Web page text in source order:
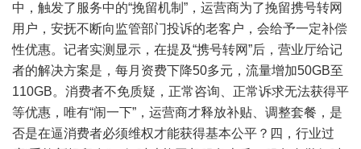
中，触发了服务中的“挽留机制”，运营商为了挽留携号转网
用户，安抚不断向监管部门投诉的老客户，会给予一定补偿
性优惠。记者实测显示，在提及“携号转网”后，营业厅给记
者的解决方案是，每月资费下降50多元，流量增加50GB至
110GB。消费者不免质疑，正常咨询、正常诉求无法获得平
等优惠，唯有“闹一下”，运营商才释放补贴、调整套餐，是
否是在逼消费者必须维权才能获得基本公平？四，行业过